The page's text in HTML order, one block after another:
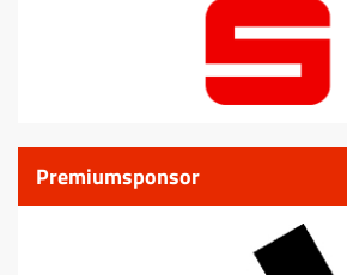
Premiumsponsor